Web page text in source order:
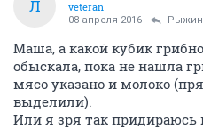
Л
veteran
08 апреля 2016
Маша, а какой кубик
обыскала, пока не нашла
мясо указано и молоко
выделили).
Или я зря так придираюсь